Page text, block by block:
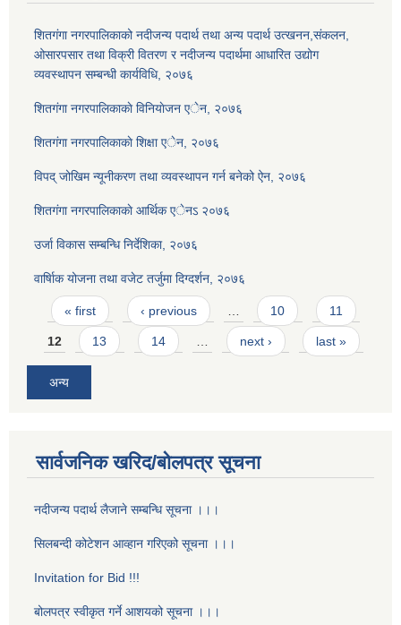
शितगंगा नगरपालिकाको नदीजन्य पदार्थ तथा अन्य पदार्थ उत्खनन,संकलन,
ओसारपसार तथा विक्री वितरण र नदीजन्य पदार्थमा आधारित उद्योग
व्यवस्थापन सम्बन्धी कार्यविधि, २०७६
शितगंगा नगरपालिकाकाे विनियाेजन एेन, २०७६
शितगंगा नगरपालिकाकाे शिक्षा एेन, २०७६
विपद् जोखिम न्यूनीकरण तथा व्यवस्थापन गर्न बनेको ऐन, २०७६
शितगंगा नगरपालिकाकाे आर्थिक एेनऽ २०७६
उर्जा विकास सम्बन्धि निर्देशिका, २०७६
वार्षािक योजना तथा वजेट तर्जुमा दिग्दर्शन, २०७६
Pages
« first ‹ previous 10 11
12 13 14 next › last »
अन्य
सार्वजनिक खरिद/बोलपत्र सूचना
नदीजन्य पदार्थ लैजाने सम्बन्धि सूचना ।।।
सिलबन्दी कोटेशन आव्हान गरिएको सूचना ।।।
Invitation for Bid !!!
बोलपत्र स्वीकृत गर्ने आशयको सूचना ।।।